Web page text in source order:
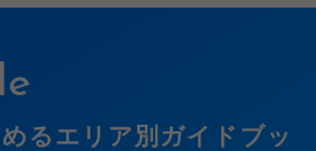
るエリア別ガイドブッ